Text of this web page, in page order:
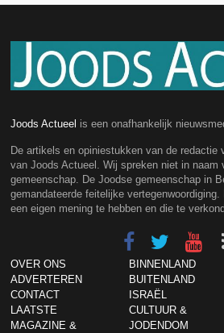
Joods Actueel is een onafhankelijk
De artikels en opiniestukken van de redactie
van Joods Actueel. Wij spreken niet in naam
gemeenschap. De Joodse gemeenschap in
gemandateerde feitelijke
een eigen mening te hebben en die te
OVER ONS
ADVERTEREN
CONTACT
LAATSTE
MAGAZINE &
BINNENLAND
BUITENLAND
ISRAËL
CULTUUR &
JODENDOM